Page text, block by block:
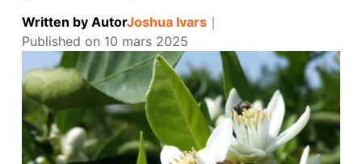
Written by AutorJoshua Ivars｜
Published on 10 mars 2025